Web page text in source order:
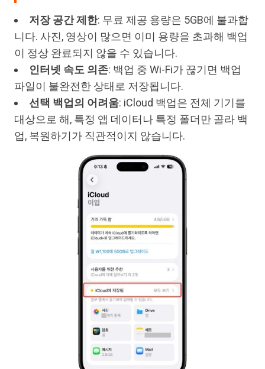
저장 공간 제한: 무료 제공 용량은 5GB에 불과합
니다. 사진, 영상이 많으면 이미 용량을 초과해 백업
이 정상 완료되지 않을 수 있습니다.
인터넷 속도 의존: 백업 중 Wi-Fi가 끊기면 백업
파일이 불완전한 상태로 저장됩니다.
선택 백업의 어려움: iCloud 백업은 전체 기기를
대상으로 해, 특정 앱 데이터나 특정 폴더만 골라 백
업, 복원하기가 직관적이지 않습니다.